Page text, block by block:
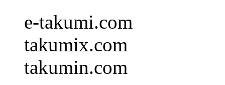
e-takumi.com
takumix.com
takumin.com